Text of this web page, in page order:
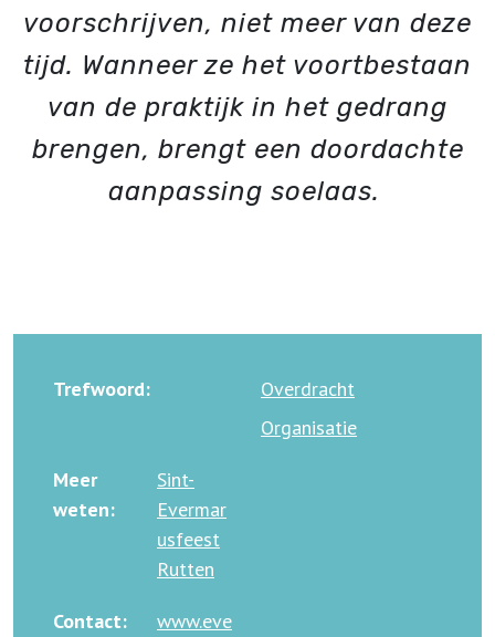
voorschrijven, niet meer van deze
tijd. Wanneer ze het voortbestaan
van de praktijk in het gedrang
brengen, brengt een doordachte
aanpassing soelaas.
Trefwoord:
Overdracht
Organisatie
Meer
weten:
Sint-
Evermar
usfeest
Rutten
Contact: www.eve